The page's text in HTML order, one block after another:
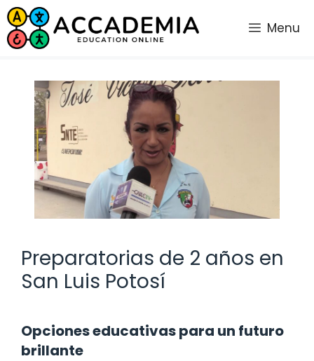
Saltar
al
contenido
Menu
Preparatorias de 2 años en
San Luis Potosí
Opciones educativas para un futuro
brillante